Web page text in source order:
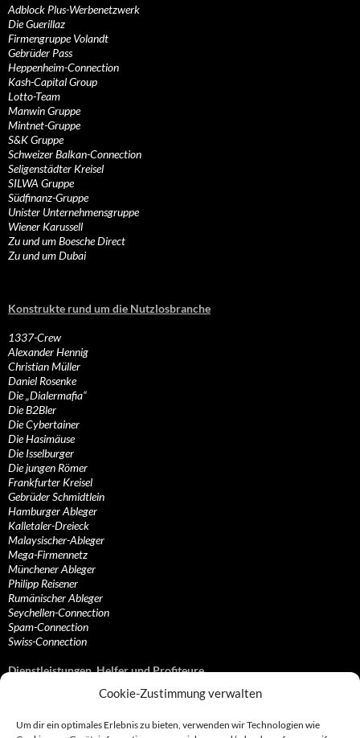
Cookie-Zustimmung verwalten
Um dir ein optimales Erlebnis zu bieten, verwenden wir Technologien wie
Adblock Plus-Werbenetzwerk
Die Guerillaz
Firmengruppe Volandt
Gebrüder Pass
Heppenheim-Connection
Kash-Capital Group
Lotto-Team
Manwin Gruppe
Mintnet-Gruppe
S&K Gruppe
Schweizer Balkan-Connection
Seligenstädter Kreisel
SILWA Gruppe
Südfinanz-Gruppe
Unister Unternehmensgruppe
Wiener Karussell
Zu und um Boesche Direct
Zu und um Dubai
Konstrukte rund um die Nutzlosbranche
1337-Crew
Alexander Hennig
Christian Müller
Daniel Rosenke
Die „Dialermafia“
Die B2Bler
Die Cybertainer
Die Hasimäuse
Die Isselburger
Die jungen Römer
Frankfurter Kreisel
Gebrüder Schmidtlein
Hamburger Ableger
Kalletaler-Dreieck
Malaysischer-Ableger
Mega-Firmennetz
Münchener Ableger
Philipp Reisener
Rumänischer Ableger
Seychellen-Connection
Spam-Connection
Swiss-Connection
Dienstleistungen, Helfer und Profiteure
Anonymisierungsdienste, VPN- und Web-Proxy…
Bezahlsysteme, Finanzdienstleister und…